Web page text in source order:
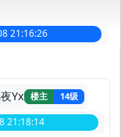
21:16:26
Yx 楼主 14级
21:18:14